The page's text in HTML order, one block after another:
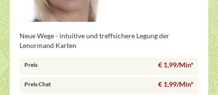
Neue Wege - intuitive und treffsichere Legung der
Lenormand Karten
Preis € 1,99/Min*
Preis Chat € 1,99/Min*